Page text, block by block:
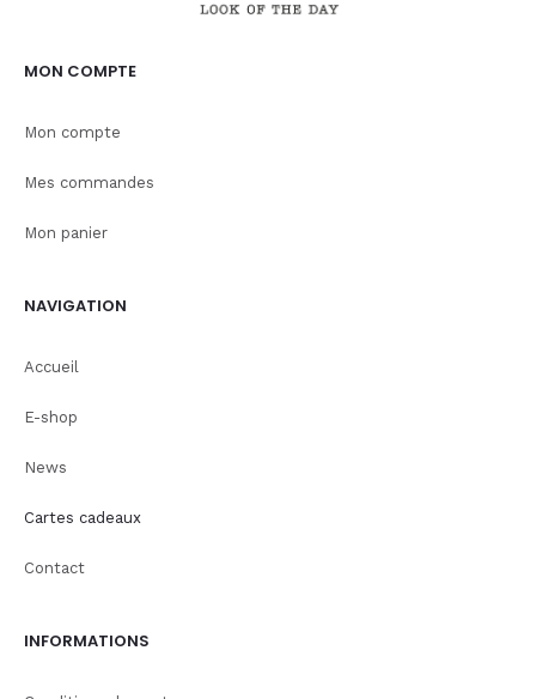
MON COMPTE
Mon compte
Mes commandes
Mon panier
NAVIGATION
Accueil
E-shop
News
Cartes cadeaux
Contact
INFORMATIONS